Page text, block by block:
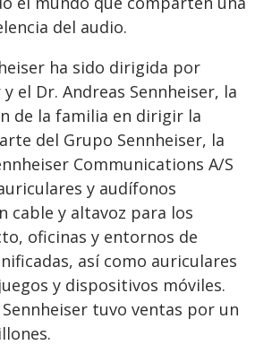
del audio.
ha sido dirigida por
el Dr. Andreas Sennheiser, la
de la familia en dirigir la
del Grupo Sennheiser, la
Communications A/S
y audífonos
cable y altavoz para los
oficinas y entornos de
así como auriculares
y dispositivos móviles.
Sennheiser tuvo ventas por un